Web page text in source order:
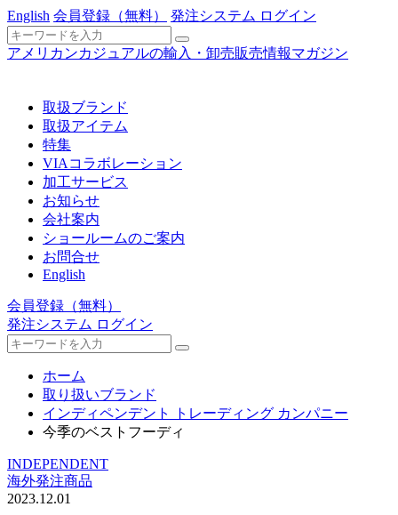
English 会員登録 （無料） 発注システム ログイン
アメリカンカジュアルの輸入・卸売販売情報マガジン
取扱ブランド
取扱アイテム
特集
VIAコラボレーション
加工サービス
お知らせ
会社案内
ショールームのご案内
お問合せ
English
会員登録 （無料）
発注システム ログイン
ホーム
取り扱いブランド
インディペンデント トレーディング カンパニー
今季のベストフーディ
INDEPENDENT
海外発注商品
2023.12.01